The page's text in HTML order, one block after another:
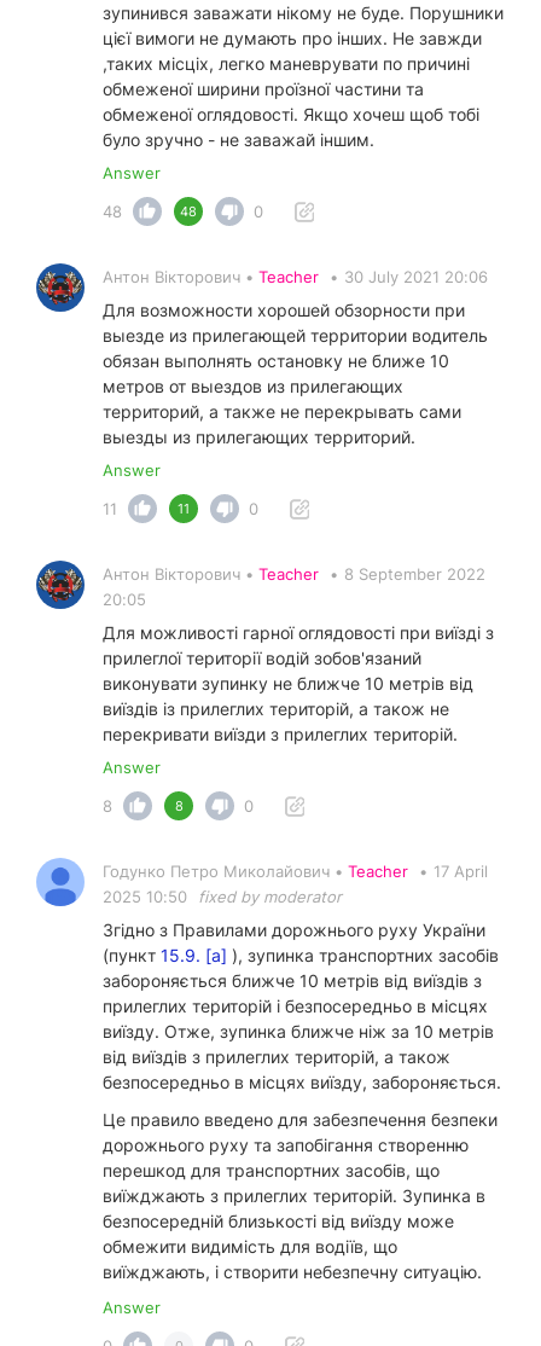
зупинився заважати нікому не буде. Порушники
цієї вимоги не думають про інших. Не завжди
,таких місціх, легко маневрувати по причині
обмеженої ширини проїзної частини та
обмеженої оглядовості. Якщо хочеш щоб тобі
було зручно - не заважай іншим.
Answer
48
48 0
Антон Вікторович • Teacher • 30 July 2021 20:06
Для возможности хорошей обзорности при
выезде из прилегающей территории водитель
обязан выполнять остановку не ближе 10
метров от выездов из прилегающих
территорий, а также не перекрывать сами
выезды из прилегающих территорий.
Answer
11
11 0
Антон Вікторович • Teacher • 8 September 2022
20:05
Для можливості гарної оглядовості при виїзді з
прилеглої території водій зобов'язаний
виконувати зупинку не ближче 10 метрів від
виїздів із прилеглих територій, а також не
перекривати виїзди з прилеглих територій.
Answer
8
8 0
Годунко Петро Миколайович • Teacher • 17 April
2025 10:50
fixed by moderator
Згідно з Правилами дорожнього руху України
(пункт 15.9. [а] ), зупинка транспортних засобів
забороняється ближче 10 метрів від виїздів з
прилеглих територій і безпосередньо в місцях
виїзду. Отже, зупинка ближче ніж за 10 метрів
від виїздів з прилеглих територій, а також
безпосередньо в місцях виїзду, забороняється.
Це правило введено для забезпечення безпеки
дорожнього руху та запобігання створенню
перешкод для транспортних засобів, що
виїжджають з прилеглих територій. Зупинка в
безпосередній близькості від виїзду може
обмежити видимість для водіїв, що
виїжджають, і створити небезпечну ситуацію.
Answer